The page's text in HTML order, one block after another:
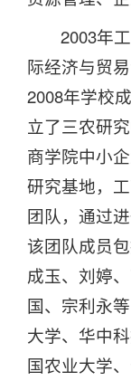
2003年
际经济与贸
2008年学校
立了三农研
商学院中小
研究基地，
团队，通过
该团队成员
成玉、刘婷
国、宗利永
大学、华中
国农业大学